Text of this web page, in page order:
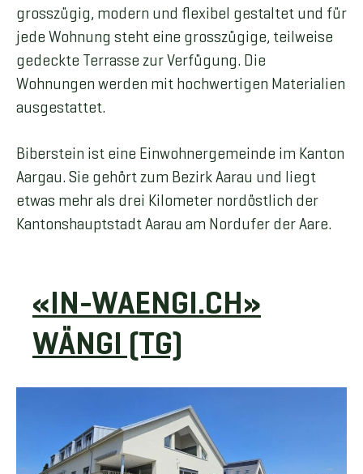
grosszügig, modern und flexibel gestaltet und für
jede Wohnung steht eine grosszügige, teilweise
gedeckte Terrasse zur Verfügung. Die
Wohnungen werden mit hochwertigen Materialien
ausgestattet.
Biberstein ist eine Einwohnergemeinde im Kanton
Aargau. Sie gehört zum Bezirk Aarau und liegt
etwas mehr als drei Kilometer nordöstlich der
Kantonshauptstadt Aarau am Nordufer der Aare.
«IN-WAENGI.CH»
WÄNGI (TG)